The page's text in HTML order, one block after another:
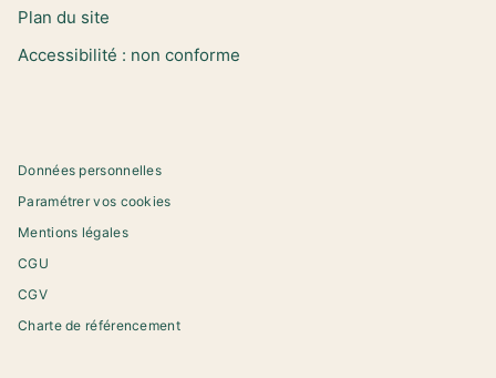
Plan du site
Accessibilité : non conforme
Données personnelles
Paramétrer vos cookies
Mentions légales
CGU
CGV
Charte de référencement